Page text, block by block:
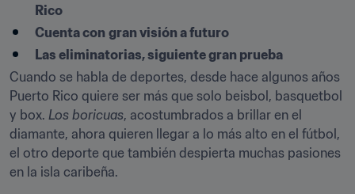
Rico
Cuenta con gran visión a futuro
Las eliminatorias, siguiente gran prueba
Cuando se habla de deportes, desde hace algunos años
Puerto Rico quiere ser más que solo beisbol, basquetbol
y box. Los boricuas, acostumbrados a brillar en el
diamante, ahora quieren llegar a lo más alto en el fútbol,
el otro deporte que también despierta muchas pasiones
en la isla caribeña.